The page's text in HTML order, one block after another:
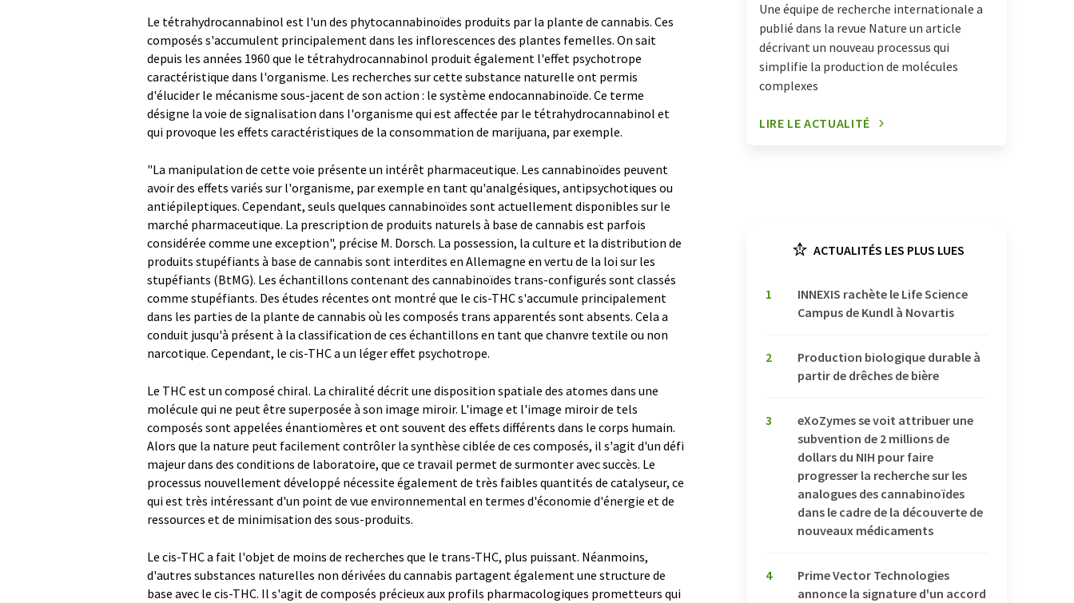
Le tétrahydrocannabinol est l'un des phytocannabinoïdes produits par la plante de cannabis. Ces
composés s'accumulent principalement dans les inflorescences des plantes femelles. On sait
depuis les années 1960 que le tétrahydrocannabinol produit également l'effet psychotrope
caractéristique dans l'organisme. Les recherches sur cette substance naturelle ont permis
d'élucider le mécanisme sous-jacent de son action : le système endocannabinoïde. Ce terme
désigne la voie de signalisation dans l'organisme qui est affectée par le tétrahydrocannabinol et
qui provoque les effets caractéristiques de la consommation de marijuana, par exemple.
"La manipulation de cette voie présente un intérêt pharmaceutique. Les cannabinoïdes peuvent
avoir des effets variés sur l'organisme, par exemple en tant qu'analgésiques, antipsychotiques ou
antiépileptiques. Cependant, seuls quelques cannabinoïdes sont actuellement disponibles sur le
marché pharmaceutique. La prescription de produits naturels à base de cannabis est parfois
considérée comme une exception", précise M. Dorsch. La possession, la culture et la distribution de
produits stupéfiants à base de cannabis sont interdites en Allemagne en vertu de la loi sur les
stupéfiants (BtMG). Les échantillons contenant des cannabinoïdes trans-configurés sont classés
comme stupéfiants. Des études récentes ont montré que le cis-THC s'accumule principalement
dans les parties de la plante de cannabis où les composés trans apparentés sont absents. Cela a
conduit jusqu'à présent à la classification de ces échantillons en tant que chanvre textile ou non
narcotique. Cependant, le cis-THC a un léger effet psychotrope.
Le THC est un composé chiral. La chiralité décrit une disposition spatiale des atomes dans une
molécule qui ne peut être superposée à son image miroir. L'image et l'image miroir de tels
composés sont appelées énantiomères et ont souvent des effets différents dans le corps humain.
Alors que la nature peut facilement contrôler la synthèse ciblée de ces composés, il s'agit d'un défi
majeur dans des conditions de laboratoire, que ce travail permet de surmonter avec succès. Le
processus nouvellement développé nécessite également de très faibles quantités de catalyseur, ce
qui est très intéressant d'un point de vue environnemental en termes d'économie d'énergie et de
ressources et de minimisation des sous-produits.
Le cis-THC a fait l'objet de moins de recherches que le trans-THC, plus puissant. Néanmoins,
d'autres substances naturelles non dérivées du cannabis partagent également une structure de
base avec le cis-THC. Il s'agit de composés précieux aux profils pharmacologiques prometteurs qui
Une équipe de recherche internationale a
publié dans la revue Nature un article
décrivant un nouveau processus qui
simplifie la production de molécules
complexes
LIRE LE ACTUALITÉ
ACTUALITÉS LES PLUS LUES
1
INNEXIS rachète le Life Science
Campus de Kundl à Novartis
2
Production biologique durable à
partir de drêches de bière
3
eXoZymes se voit attribuer une
subvention de 2 millions de
dollars du NIH pour faire
progresser la recherche sur les
analogues des cannabinoïdes
dans le cadre de la découverte de
nouveaux médicaments
4
Prime Vector Technologies
annonce la signature d'un accord